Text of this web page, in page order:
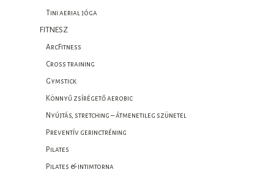
Tini aerial jóga
FITNESZ
ArcFitness
Cross training
Gymstick
Könnyű zsírégető aerobic
Nyújtás, stretching – átmenetileg szünetel
Preventív gerinctréning
Pilates
Pilates & intimtorna